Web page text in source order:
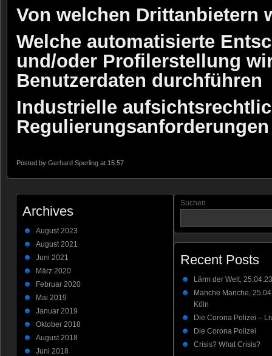
Von welchen Drittanbietern
Welche automatisierte
und/oder Profilerstellung
Benutzerdaten durchführen
Industrielle
Regulierungsanforderungen
Posted by Gerhard Sperling at 15:57
Suchen
Recent Posts
Lärm der Welt,
Manche Manche,
Köln
Die Corona Polizei –
Die Corona Polizei
Crisis? What Crisis?
Archives
August 2023
August 2021
Juni 2021
März 2020
Februar 2020
Mai 2019
Januar 2019
Oktober 2018
August 2018
Juni 2018